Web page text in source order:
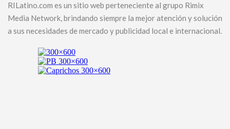
RILatino.com es un sitio web perteneciente al grupo Rimix
Media Network, brindando siempre la mejor atención y solución
a sus necesidades de mercado y publicidad local e internacional.